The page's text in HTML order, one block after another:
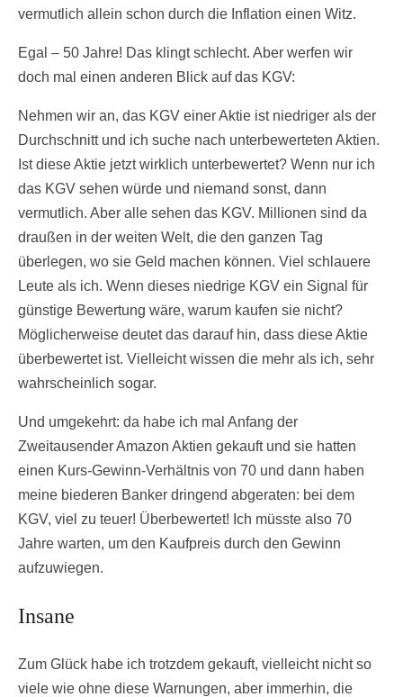
vermutlich allein schon durch die Inflation einen Witz.
Egal – 50 Jahre! Das klingt schlecht. Aber werfen wir
doch mal einen anderen Blick auf das KGV:
Nehmen wir an, das KGV einer Aktie ist niedriger als der
Durchschnitt und ich suche nach unterbewerteten Aktien.
Ist diese Aktie jetzt wirklich unterbewertet? Wenn nur ich
das KGV sehen würde und niemand sonst, dann
vermutlich. Aber alle sehen das KGV. Millionen sind da
draußen in der weiten Welt, die den ganzen Tag
überlegen, wo sie Geld machen können. Viel schlauere
Leute als ich. Wenn dieses niedrige KGV ein Signal für
günstige Bewertung wäre, warum kaufen sie nicht?
Möglicherweise deutet das darauf hin, dass diese Aktie
überbewertet ist. Vielleicht wissen die mehr als ich, sehr
wahrscheinlich sogar.
Und umgekehrt: da habe ich mal Anfang der
Zweitausender Amazon Aktien gekauft und sie hatten
einen Kurs-Gewinn-Verhältnis von 70 und dann haben
meine biederen Banker dringend abgeraten: bei dem
KGV, viel zu teuer! Überbewertet! Ich müsste also 70
Jahre warten, um den Kaufpreis durch den Gewinn
aufzuwiegen.
Insane
Zum Glück habe ich trotzdem gekauft, vielleicht nicht so
viele wie ohne diese Warnungen, aber immerhin, die